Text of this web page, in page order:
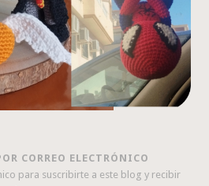
CORREO ELECTRÓNICO
para suscribirte a este blog y recibir